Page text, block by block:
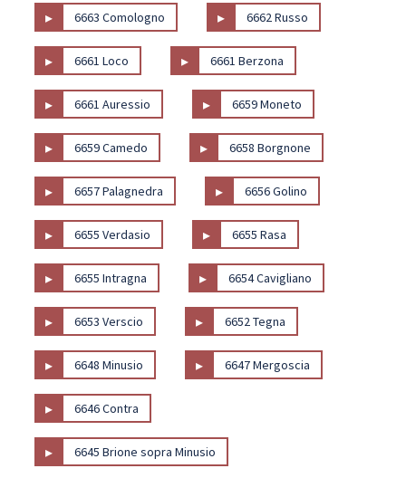
▸ 6663 Comologno ▸ 6662 Russo
▸ 6661 Loco ▸ 6661 Berzona
▸ 6661 Auressio ▸ 6659 Moneto
▸ 6659 Camedo ▸ 6658 Borgnone
▸ 6657 Palagnedra ▸ 6656 Golino
▸ 6655 Verdasio ▸ 6655 Rasa
▸ 6655 Intragna ▸ 6654 Cavigliano
▸ 6653 Verscio ▸ 6652 Tegna
▸ 6648 Minusio ▸ 6647 Mergoscia
▸ 6646 Contra
▸ 6645 Brione sopra Minusio